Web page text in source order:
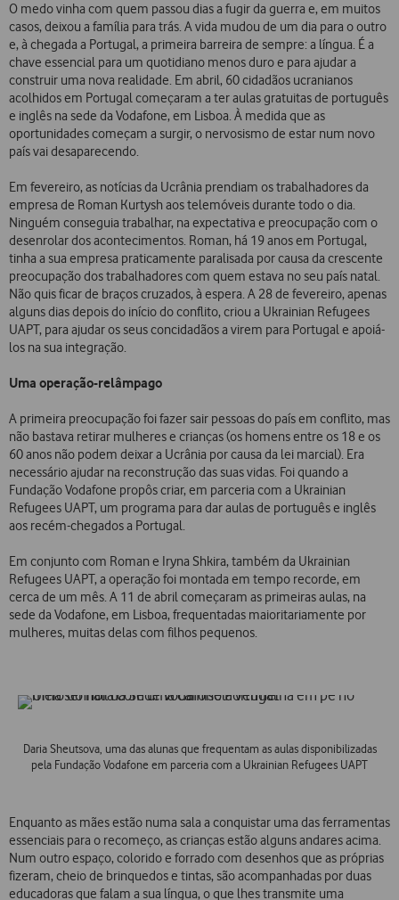
O medo vinha com quem passou dias a fugir da guerra e, em muitos
casos, deixou a família para trás. A vida mudou de um dia para o outro
e, à chegada a Portugal, a primeira barreira de sempre: a língua. É a
chave essencial para um quotidiano menos duro e para ajudar a
construir uma nova realidade. Em abril, 60 cidadãos ucranianos
acolhidos em Portugal começaram a ter aulas gratuitas de português
e inglês na sede da Vodafone, em Lisboa. À medida que as
oportunidades começam a surgir, o nervosismo de estar num novo
país vai desaparecendo.
Em fevereiro, as notícias da Ucrânia prendiam os trabalhadores da
empresa de Roman Kurtysh aos telemóveis durante todo o dia.
Ninguém conseguia trabalhar, na expectativa e preocupação com o
desenrolar dos acontecimentos. Roman, há 19 anos em Portugal,
tinha a sua empresa praticamente paralisada por causa da crescente
preocupação dos trabalhadores com quem estava no seu país natal.
Não quis ficar de braços cruzados, à espera. A 28 de fevereiro, apenas
alguns dias depois do início do conflito, criou a Ukrainian Refugees
UAPT, para ajudar os seus concidadãos a virem para Portugal e apoiá-
los na sua integração.
Uma operação-relâmpago
A primeira preocupação foi fazer sair pessoas do país em conflito, mas
não bastava retirar mulheres e crianças (os homens entre os 18 e os
60 anos não podem deixar a Ucrânia por causa da lei marcial). Era
necessário ajudar na reconstrução das suas vidas. Foi quando a
Fundação Vodafone propôs criar, em parceria com a Ukrainian
Refugees UAPT, um programa para dar aulas de português e inglês
aos recém-chegados a Portugal.
Em conjunto com Roman e Iryna Shkira, também da Ukrainian
Refugees UAPT, a operação foi montada em tempo recorde, em
cerca de um mês. A 11 de abril começaram as primeiras aulas, na
sede da Vodafone, em Lisboa, frequentadas maioritariamente por
mulheres, muitas delas com filhos pequenos.
Daria Sheutsova, uma das alunas que frequentam as aulas disponibilizadas
pela Fundação Vodafone em parceria com a Ukrainian Refugees UAPT
Enquanto as mães estão numa sala a conquistar uma das ferramentas
essenciais para o recomeço, as crianças estão alguns andares acima.
Num outro espaço, colorido e forrado com desenhos que as próprias
fizeram, cheio de brinquedos e tintas, são acompanhadas por duas
educadoras que falam a sua língua, o que lhes transmite uma